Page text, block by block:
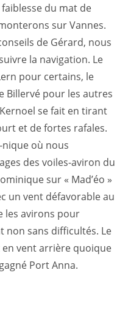
du mat de
sur Vannes.
de Gérard, nous
la navigation. Le
pour certains, le
Billervé pour les autres
se fait en tirant
et de fortes rafales.
où nous
des voiles-aviron du
sur « Mad’éo »
un vent défavorable au
les avirons pour
non sans difficultés. Le
vent arrière quoique
Port Anna.